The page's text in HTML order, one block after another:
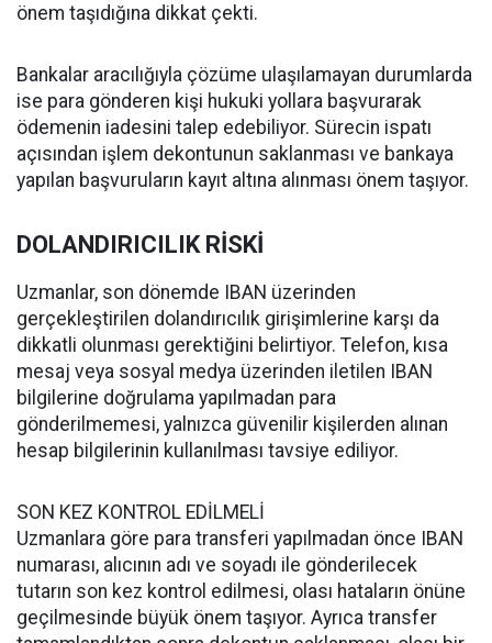
önem taşıdığına dikkat çekti.
Bankalar aracılığıyla çözüme ulaşılamayan durumlarda
ise para gönderen kişi hukuki yollara başvurarak
ödemenin iadesini talep edebiliyor. Sürecin ispatı
açısından işlem dekontunun saklanması ve bankaya
yapılan başvuruların kayıt altına alınması önem taşıyor.
DOLANDIRICILIK RİSKİ
Uzmanlar, son dönemde IBAN üzerinden
gerçekleştirilen dolandırıcılık girişimlerine karşı da
dikkatli olunması gerektiğini belirtiyor. Telefon, kısa
mesaj veya sosyal medya üzerinden iletilen IBAN
bilgilerine doğrulama yapılmadan para
gönderilmemesi, yalnızca güvenilir kişilerden alınan
hesap bilgilerinin kullanılması tavsiye ediliyor.
SON KEZ KONTROL EDİLMELİ
Uzmanlara göre para transferi yapılmadan önce IBAN
numarası, alıcının adı ve soyadı ile gönderilecek
tutarın son kez kontrol edilmesi, olası hataların önüne
geçilmesinde büyük önem taşıyor. Ayrıca transfer